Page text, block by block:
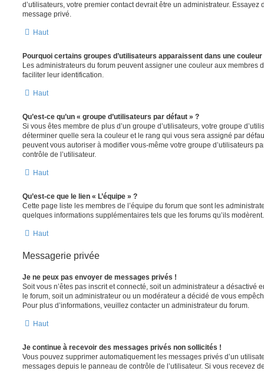
d’utilisateurs, votre premier contact devrait être un administrateur.
message privé.
Haut
Pourquoi certains groupes d’utilisateurs apparaissent dans une
Les administrateurs du forum peuvent assigner une couleur aux membres
faciliter leur identification.
Haut
Qu’est-ce qu’un « groupe d’utilisateurs par défaut » ?
Si vous êtes membre de plus d’un groupe d’utilisateurs, votre groupe
déterminer quelle sera la couleur et le rang qui vous sera assigné par
peuvent vous autoriser à modifier vous-même votre groupe d’utilisateurs
contrôle de l’utilisateur.
Haut
Qu’est-ce que le lien « L’équipe » ?
Cette page liste les membres de l’équipe du forum que sont les
quelques informations supplémentaires tels que les forums qu’ils modèrent.
Haut
Messagerie privée
Je ne peux pas envoyer de messages privés !
Soit vous n’êtes pas inscrit et connecté, soit un administrateur a désactivé
le forum, soit un administrateur ou un modérateur a décidé de vous
Pour plus d’informations, veuillez contacter un administrateur du forum.
Haut
Je continue à recevoir des messages privés non sollicités !
Vous pouvez supprimer automatiquement les messages privés d’un
messages depuis le panneau de contrôle de l’utilisateur. Si vous recevez